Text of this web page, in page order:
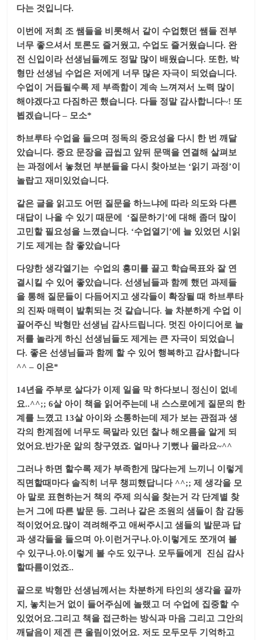
다는 것입니다.
이번에 저희 조 쌤들을 비롯해서 같이 수업했던 쌤들 전부
너무 좋으셔서 토론도 즐거웠고, 수업도 즐거웠습니다. 완
전 신입이라 선생님들께도 정말 많이 배웠습니다. 또한, 박
형만 선생님 수업은 저에게 너무 많은 자극이 되었습니다.
수업이 거듭될수록 제 부족함이 계속 느껴져서 노력 많이
해야겠다고 다짐하곤 했습니다. 다들 정말 감사합니다~! 또
뵙겠습니다 – 모소*
하브루타 수업을 들으며 정독의 중요성을 다시 한 번 깨달
았습니다. 중요 문장을 곱씹고 앞뒤 문맥을 연결해 살펴보
는 과정에서 놓쳤던 부분들을 다시 찾아보는 ‘읽기 과정’이
놀랍고 재미있었습니다.
같은 글을 읽고도 어떤 질문을 하느냐에 따라 의도와 다른
대답이 나올 수 있기 때문에 ‘질문하기’에 대해 좀더 많이
고민할 필요성을 느꼈습니다. ‘수업열기’에 늘 있었던 시읽
기도 제게는 참 좋았습니다
다양한 생각열기는 수업의 흥미를 끌고 학습목표와 잘 연
결시킬 수 있어 좋았습니다. 선생님들과 함께 했던 과제들
을 통해 질문들이 다듬어지고 생각들이 확장될 때 하브루타
의 진짜 매력이 발휘되는 것 같습니다. 늘 차분하게 수업 이
끌어주신 박형만 선생님 감사드립니다. 멋진 아이디어로 늘
저를 놀라게 하신 선생님들도 제게는 큰 자극이 되었습니
다. 좋은 선생님들과 함께 할 수 있어 행복하고 감사합니다
^^ – 이은*
14년을 주부로 살다가 이제 일을 막 하다보니 정신이 없네
요..^^;; 6살 아이 책을 읽어주는데 내 스스로에게 질문의 한
계를 느꼈고 13살 아이와 소통하는데 제가 보는 관점과 생
각의 한계점에 너무도 목말라 있던 찰나 해오름을 알게 되
었어요.반가운 앎의 창구였죠. 얼마나 기뻤나 몰라요~^^
그러나 하면 할수록 제가 부족한게 많다는게 느끼니 이렇게
직면할때마다 솔직히 너무 챙피했답니다 ^^;; 제 생각을 모
아 말로 표현하는거 책의 주제 의식을 찾는거 각 단계별 찾
는거 그에 따른 발문 등. 그러나 같은 조원의 샘들이 참 감동
적이었어요.많이 격려해주고 애써주시고 샘들의 발문과 답
과 생각들을 들으며 아.이런거구나.아.이렇게도 쪼개여 볼
수 있구나.아.이렇게 볼 수도 있구나. 모두들에게 진심 감사
할따름이었죠..
끝으로 박형만 선생님께서는 차분하게 타인의 생각을 끝까
지, 놓치는거 없이 들어주심에 놀랬고 더 수업에 집중할 수
있었어요.그리고 책을 접근하는 방식과 마음 그리고 그안의
깨달음이 제겐 큰 울림이었어요. 저도 모두모두 기억하고